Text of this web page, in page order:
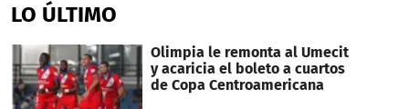
LO ÚLTIMO
Olimpia le remonta al Umecit
y acaricia el boleto a cuartos
de Copa Centroamericana